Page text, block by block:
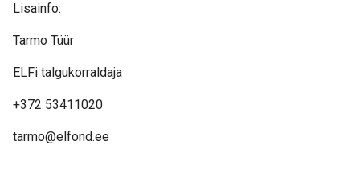
Lisainfo:
Tarmo Tüür
ELFi talgukorraldaja
+372 53411020
tarmo@elfond.ee